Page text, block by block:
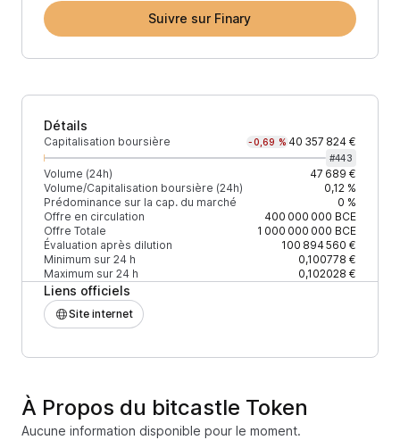
Suivre sur Finary
Détails
Capitalisation boursière -0,69 % 40 357 824 €
#443
Volume (24h)
47 689 €
Volume/Capitalisation boursière (24h)
0,12 %
Prédominance sur la cap. du marché
0 %
Offre en circulation
400 000 000 BCE
Offre Totale
1 000 000 000 BCE
Évaluation après dilution
100 894 560 €
Minimum sur 24 h
0,100778 €
Maximum sur 24 h
0,102028 €
Liens officiels
Site internet
À Propos du bitcastle Token
Aucune information disponible pour le moment.